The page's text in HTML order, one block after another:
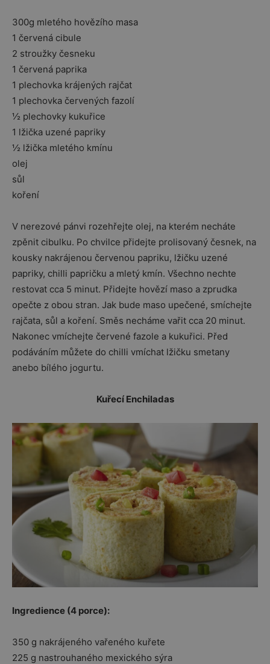
300g mletého hovězího masa
1 červená cibule
2 stroužky česneku
1 červená paprika
1 plechovka krájených rajčat
1 plechovka červených fazolí
½ plechovky kukuřice
1 lžička uzené papriky
½ lžička mletého kmínu
olej
sůl
koření
V nerezové pánvi rozehřejte olej, na kterém necháte
zpěnit cibulku. Po chvilce přidejte prolisovaný česnek, na
kousky nakrájenou červenou papriku, lžičku uzené
papriky, chilli papričku a mletý kmín. Všechno nechte
restovat cca 5 minut. Přidejte hovězí maso a zprudka
opečte z obou stran. Jak bude maso upečené, smíchejte
rajčata, sůl a koření. Směs necháme vařit cca 20 minut.
Nakonec vmíchejte červené fazole a kukuřici. Před
podáváním můžete do chilli vmíchat lžičku smetany
anebo bílého jogurtu.
Kuřecí Enchiladas
Ingredience (4 porce):
350 g nakrájeného vařeného kuřete
225 g nastrouhaného mexického sýra